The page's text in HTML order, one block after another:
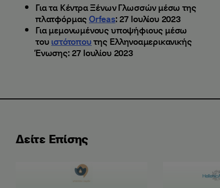
Για τα Κέντρα Ξένων Γλωσσών μέσω της
πλατφόρμαςOrfeas: 27 Ιουλίου 2023
Για μεμονωμένους υποψήφιους μέσω
τουιστότοπουτης Ελληνοαμερικανικής
Ένωσης: 27 Ιουλίου 2023
Δείτε Επίσης
Αποτελέσματα Εξετάσεων Ελληνομάθειας Μαΐου